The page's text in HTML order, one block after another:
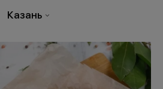
Казань